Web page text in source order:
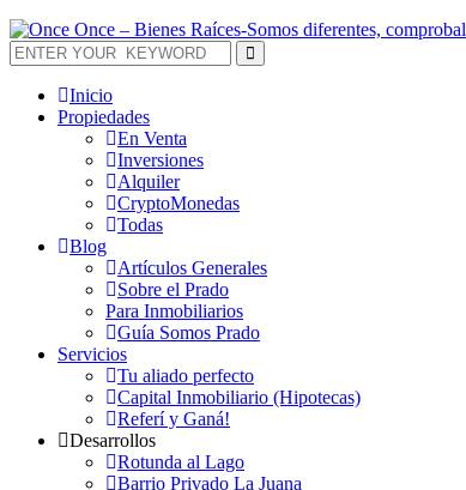
Inicio
Propiedades
En Venta
Inversiones
Alquiler
CryptoMonedas
Todas
Blog
Artículos Generales
Sobre el Prado
Para Inmobiliarios
Guía Somos Prado
Servicios
Tu aliado perfecto
Capital Inmobiliario (Hipotecas)
Referí y Ganá!
Desarrollos
Rotunda al Lago
Barrio Privado La Juana